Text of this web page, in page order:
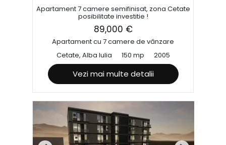
Apartament 7 camere semifinisat, zona Cetate
posibilitate investitie !
89,000 €
Apartament cu 7 camere de vânzare
Cetate, Alba Iulia
150 mp 2005
Vezi mai multe detalii